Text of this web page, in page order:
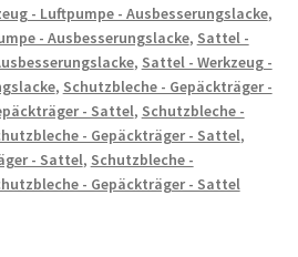
- Luftpumpe - Ausbesserungslacke,
- Ausbesserungslacke, Sattel -
, Sattel - Werkzeug -
, Schutzbleche - Gepäckträger -
- Sattel, Schutzbleche -
- Gepäckträger - Sattel,
- Sattel, Schutzbleche -
- Gepäckträger - Sattel